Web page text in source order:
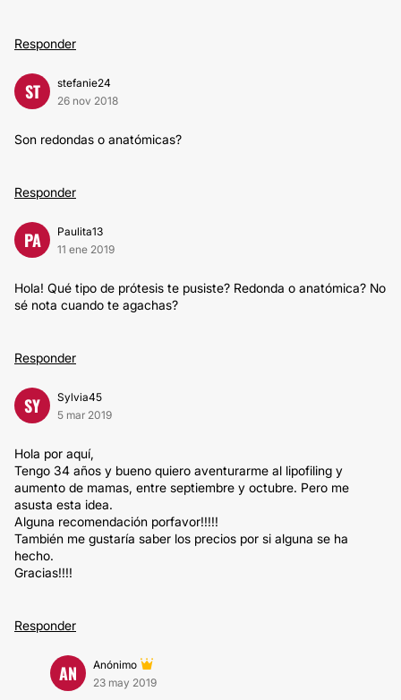
Responder
ST
stefanie24
26 nov 2018
Son redondas o anatómicas?
Responder
PA
Paulita13
11 ene 2019
Hola! Qué tipo de prótesis te pusiste? Redonda o anatómica? No
sé nota cuando te agachas?
Responder
SY
Sylvia45
5 mar 2019
Hola por aquí,
Tengo 34 años y bueno quiero aventurarme al lipofiling y
aumento de mamas, entre septiembre y octubre. Pero me
asusta esta idea.
Alguna recomendación porfavor!!!!!
También me gustaría saber los precios por si alguna se ha
hecho.
Gracias!!!!
Responder
AN
Anónimo
23 may 2019